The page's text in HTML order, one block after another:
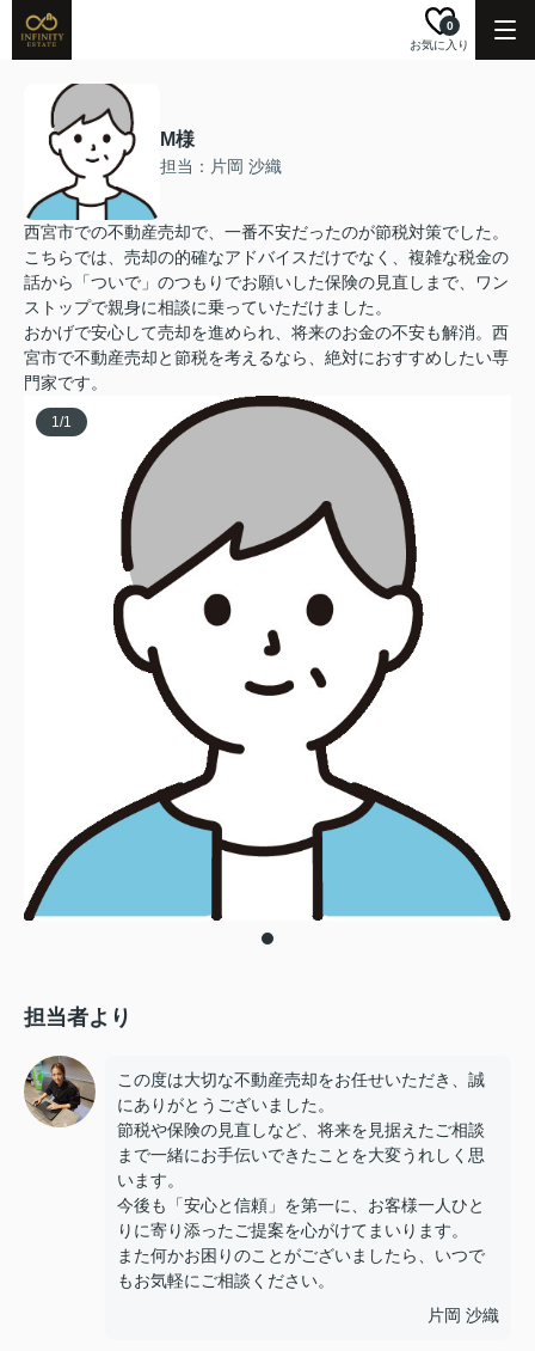
お気に入り
0
M様
担当：片岡 沙織
西宮市での不動産売却で、一番不安だったのが節税対策でした。
こちらでは、売却の的確なアドバイスだけでなく、複雑な税金の
話から「ついで」のつもりでお願いした保険の見直しまで、ワン
ストップで親身に相談に乗っていただけました。
おかげで安心して売却を進められ、将来のお金の不安も解消。西
宮市で不動産売却と節税を考えるなら、絶対におすすめしたい専
門家です。
1/1
担当者より
この度は大切な不動産売却をお任せいただき、誠
にありがとうございました。
節税や保険の見直しなど、将来を見据えたご相談
まで一緒にお手伝いできたことを大変うれしく思
います。
今後も「安心と信頼」を第一に、お客様一人ひと
りに寄り添ったご提案を心がけてまいります。
また何かお困りのことがございましたら、いつで
もお気軽にご相談ください。
片岡 沙織